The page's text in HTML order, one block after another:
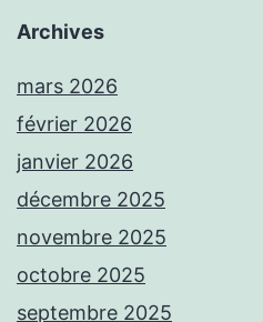
Archives
mars 2026
février 2026
janvier 2026
décembre 2025
novembre 2025
octobre 2025
septembre 2025